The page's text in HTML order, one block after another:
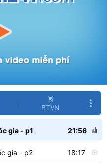
BTVN
gia - p1 21:56
gia - p2 18:17